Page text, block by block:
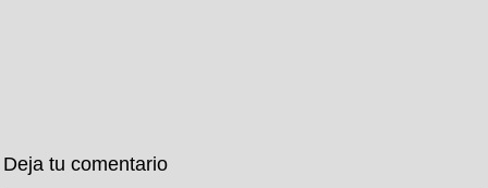
Deja tu comentario